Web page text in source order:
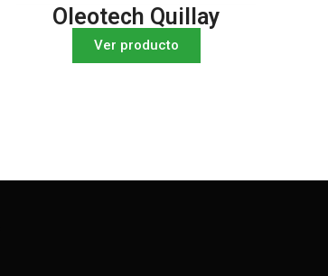
Oleotech Quillay
Ver producto